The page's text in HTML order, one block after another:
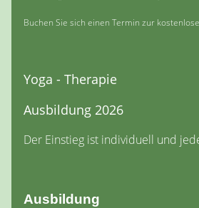
Buchen Sie sich einen Termin zur
Yoga - Therapie
Ausbildung 2026
Der Einstieg ist individuell und
Ausbildung